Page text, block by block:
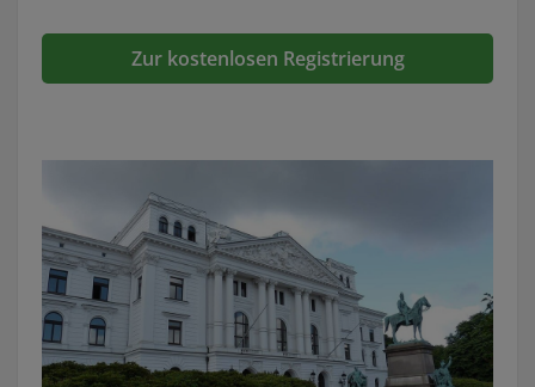
Zur kostenlosen Registrierung